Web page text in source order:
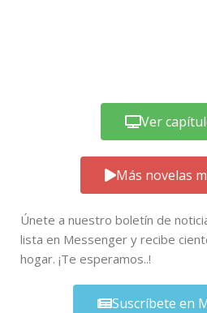
Ver
Más novelas
Únete a nuestro boletín de
lista en Messenger y recibe
hogar. ¡Te esperamos..!
Suscríbete en